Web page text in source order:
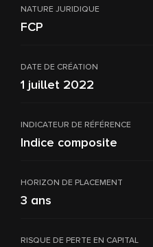
NATURE JURIDIQUE
FCP
DATE DE CRÉATION
1 juillet 2022
INDICATEUR DE RÉFÉRENCE
Indice composite
HORIZON DE PLACEMENT
3 ans
RISQUE DE PERTE EN CAPITAL